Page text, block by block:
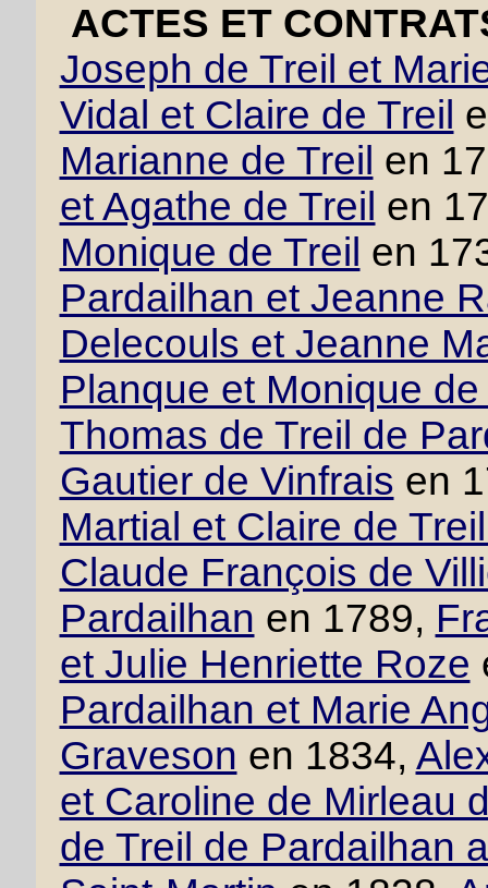
ACTES ET
Joseph de Treil et
Vidal et Claire de Treil
Marianne de Treil en
et Agathe de Treil en
Monique de Treil en
Pardailhan et Jeanne
Delecouls et Jeanne
Planque et Monique
Thomas de Treil de
Gautier de Vinfrais en
Martial et Claire de
Claude François de
Pardailhan en 1789,
et Julie Henriette Roze
Pardailhan et Marie
Graveson en 1834,
et Caroline de Mirleau
de Treil de Pardailhan